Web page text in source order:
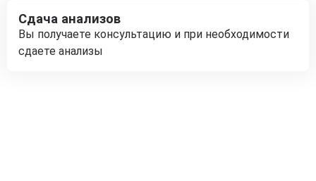
Сдача анализов
Вы получаете консультацию и при необходимости
сдаете анализы